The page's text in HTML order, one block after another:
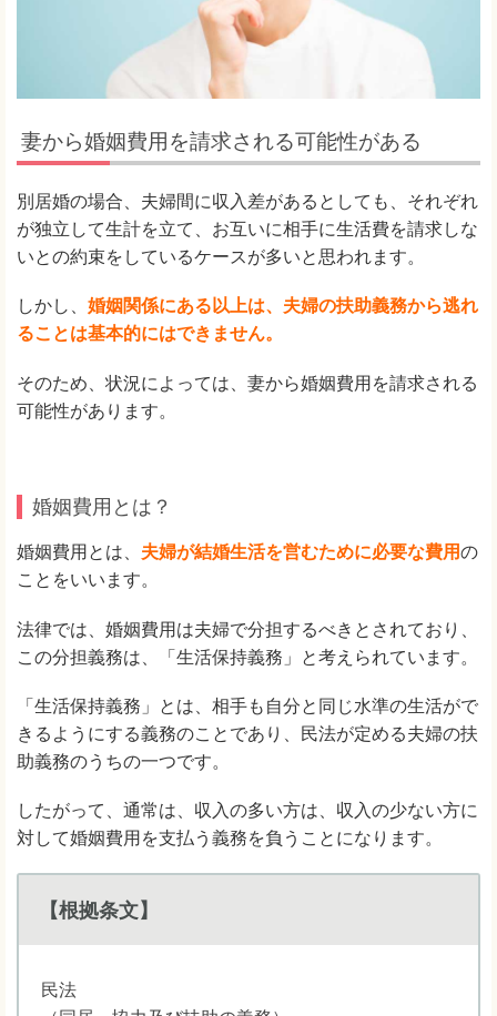
妻から婚姻費用を請求される可能性がある
別居婚の場合、夫婦間に収入差があるとしても、それぞれ
が独立して生計を立て、お互いに相手に生活費を請求しな
いとの約束をしているケースが多いと思われます。
しかし、 婚姻関係にある以上は、夫婦の扶助義務から逃れ
ることは基本的にはできません。
そのため、状況によっては、妻から婚姻費用を請求される
可能性があります。
婚姻費用とは？
婚姻費用とは、 夫婦が結婚生活を営むために必要な費用の
ことをいいます。
法律では、婚姻費用は夫婦で分担するべきとされており、
この分担義務は、「生活保持義務」と考えられています。
「生活保持義務」とは、相手も自分と同じ水準の生活がで
きるようにする義務のことであり、民法が定める夫婦の扶
助義務のうちの一つです。
したがって、通常は、収入の多い方は、収入の少ない方に
対して婚姻費用を支払う義務を負うことになります。
【根拠条文】
民法